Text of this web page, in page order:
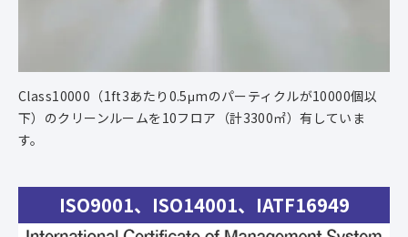
Class10000（1ft3あたり0.5μmのパーティクルが10000個以
下）のクリーンルームを10フロア（計3300㎡）有していま
す。
ISO9001、ISO14001、IATF16949